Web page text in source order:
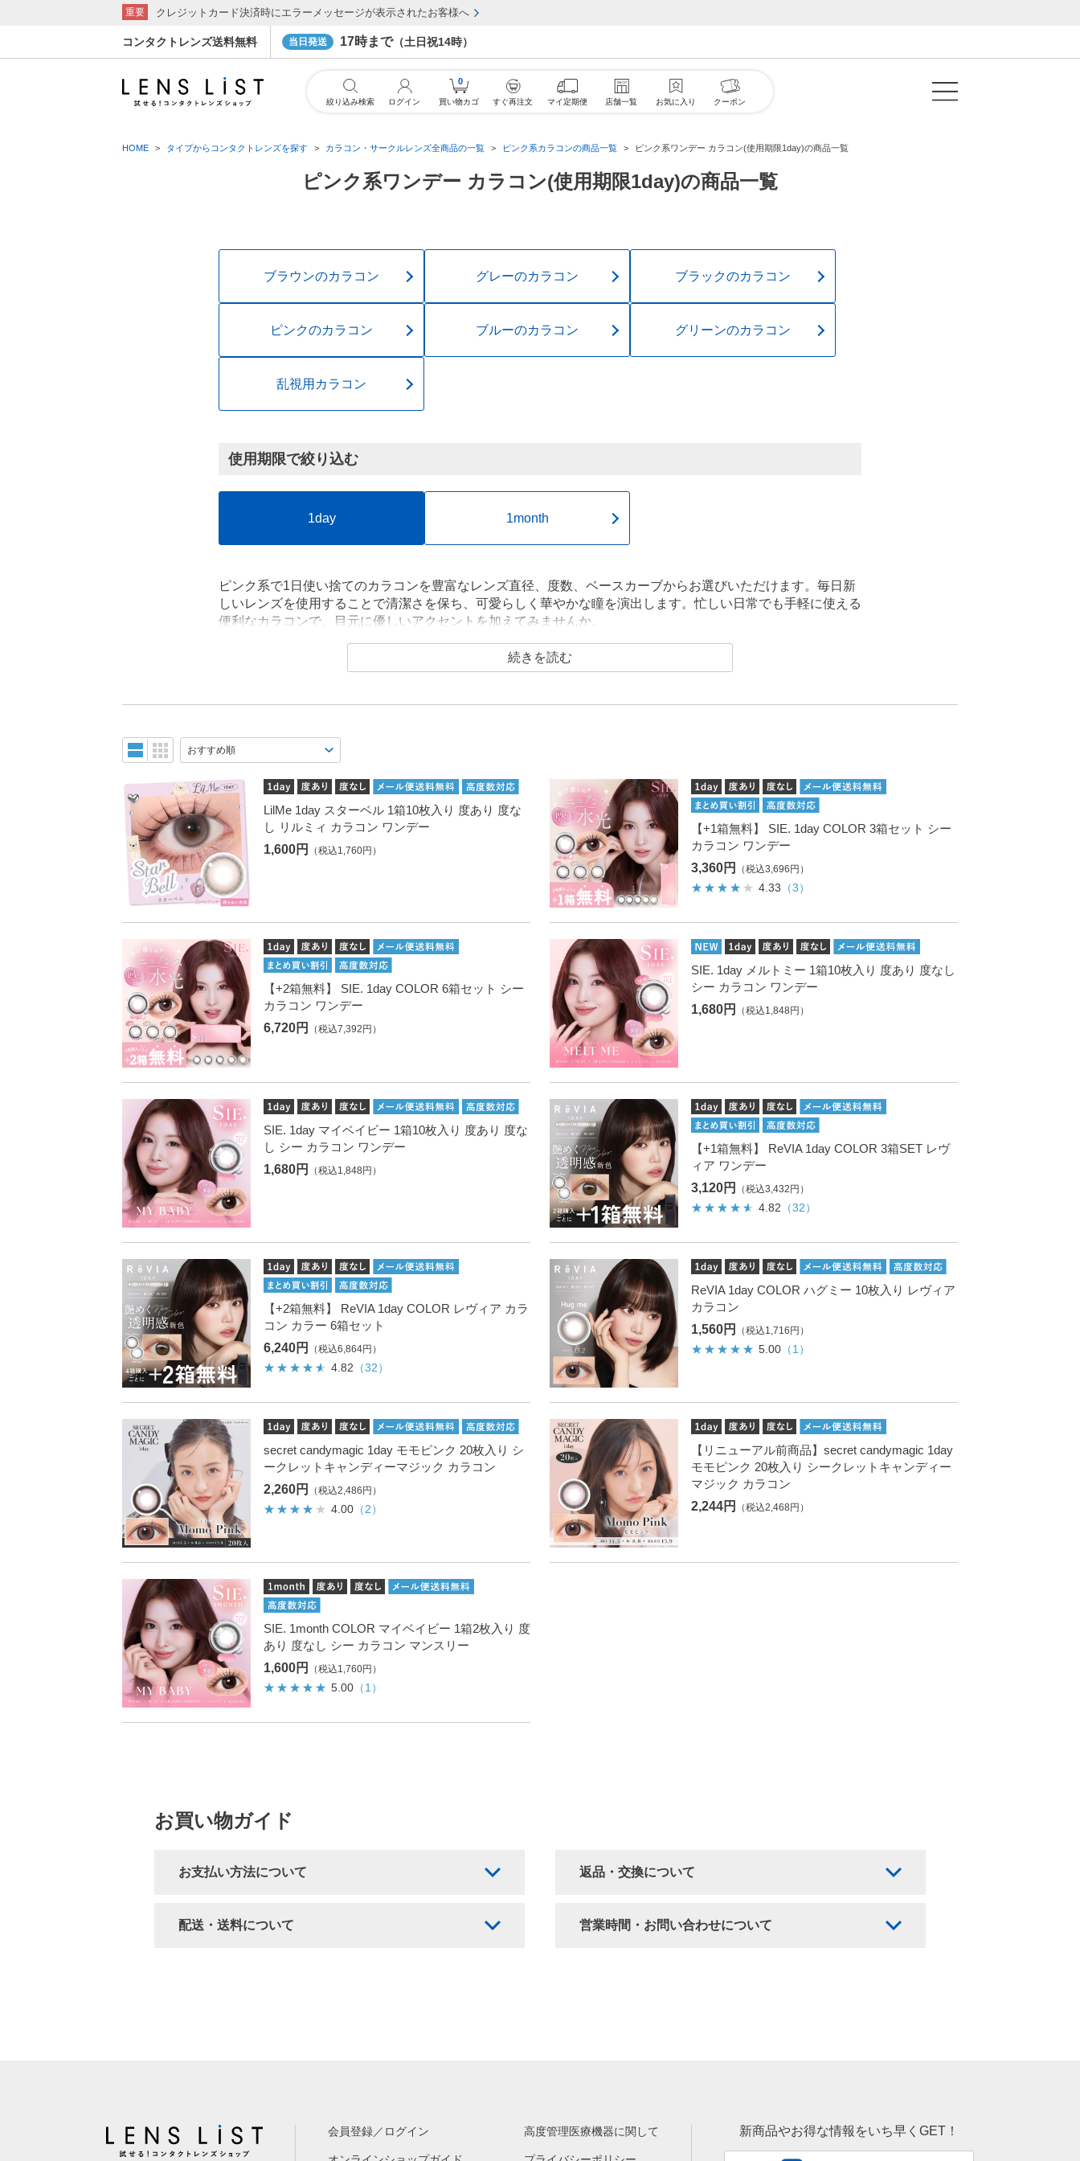
コンタクトレンズ送料無料 当日発送 17時まで（土日祝14時）
重要 クレジットカード決済時にエラーメッセージが表示されたお客様へ
HOME タイプからコンタクトレンズを探す カラコン・サークルレンズ全商品の一覧 ピンク系カラコンの商品一覧 ピンク系ワンデー カラコン(使用期限1day)の商品一覧
ピンク系ワンデー カラコン(使用期限1day)の商品一覧
ブラウンのカラコン グレーのカラコン ブラックのカラコン
ピンクのカラコン ブルーのカラコン グリーンのカラコン
乱視用カラコン
使用期限で絞り込む
1day 1month
ピンク系で1日使い捨てのカラコンを豊富なレンズ直径、度数、ベースカーブからお選びいただけます。毎日新
しいレンズを使用することで清潔さを保ち、可愛らしく華やかな瞳を演出します。忙しい日常でも手軽に使える
便利なカラコンで、目元に優しいアクセントを加えてみませんか。
続きを読む
LilMe 1day スターベル 1箱10枚入り 度あり 度な
し リルミィ カラコン ワンデー
1,600円
（税込1,760円）
【+1箱無料】 SIE. 1day COLOR 3箱セット シー
カラコン ワンデー
3,360円
（税込3,696円）
4.33 （3）
【+2箱無料】 SIE. 1day COLOR 6箱セット シー
カラコン ワンデー
6,720円
（税込7,392円）
SIE. 1day メルトミー 1箱10枚入り 度あり 度なし
シー カラコン ワンデー
1,680円
（税込1,848円）
SIE. 1day マイベイビー 1箱10枚入り 度あり 度な
し シー カラコン ワンデー
1,680円
（税込1,848円）
【+1箱無料】 ReVIA 1day COLOR 3箱SET レヴ
ィア ワンデー
3,120円
（税込3,432円）
4.82 （32）
【+2箱無料】 ReVIA 1day COLOR レヴィア カラ
コン カラー 6箱セット
6,240円
（税込6,864円）
4.82 （32）
ReVIA 1day COLOR ハグミー 10枚入り レヴィア
カラコン
1,560円
（税込1,716円）
5.00（1）
secret candymagic 1day モモピンク 20枚入り シ
ークレットキャンディーマジック カラコン
2,260円
（税込2,486円）
4.00 （2）
【リニューアル前商品】secret candymagic 1day
モモピンク 20枚入り シークレットキャンディー
マジック カラコン
2,244円
（税込2,468円）
SIE. 1month COLOR マイベイビー 1箱2枚入り 度
あり 度なし シー カラコン マンスリー
1,600円
（税込1,760円）
5.00 （1）
絞り込み検索 ログイン
0
買い物カゴ すぐ再注文 マイ定期便 店舗一覧 お気に入り クーポン
お買い物ガイド
お支払い方法について
配送・送料について
返品・交換について
営業時間・お問い合わせについて
会員登録／ログイン 高度管理医療機器に関して 新商品やお得な情報をいち早くGET！